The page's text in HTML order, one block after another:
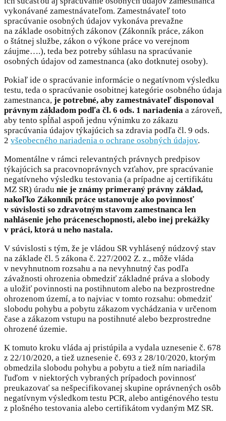
vykonávané zamestnávateľom. Zamestnávateľ toto
spracúvanie osobných údajov vykonáva prevažne
na základe osobitných zákonov (Zákonník práce, zákon
o štátnej službe, zákon o výkone práce vo verejnom
záujme….), teda bez potreby súhlasu na spracúvanie
osobných údajov od zamestnanca (ako dotknutej osoby).
Pokiaľ ide o spracúvanie informácie o negatívnom výsledku
testu, teda o spracúvanie osobitnej kategórie osobného údaja
zamestnanca, je potrebné, aby zamestnávateľ disponoval
právnym základom podľa čl. 6 ods. 1 nariadenia a zároveň,
aby tento spĺňal aspoň jednu výnimku zo zákazu
spracúvania údajov týkajúcich sa zdravia podľa čl. 9 ods.
2 všeobecného nariadenia o ochrane osobných údajov.
Momentálne v rámci relevantných právnych predpisov
týkajúcich sa pracovnoprávnych vzťahov, pre spracúvanie
negatívneho výsledku testovania (a prípadne aj certifikátu
MZ SR) úradu nie je známy primeraný právny základ,
nakoľko Zákonník práce ustanovuje ako povinnosť
v súvislosti so zdravotným stavom zamestnanca len
nahlásenie jeho práceneschopnosti, alebo inej prekážky
v práci, ktorá u neho nastala.
V súvislosti s tým, že je vládou SR vyhlásený núdzový stav
na základe čl. 5 zákona č. 227/2002 Z. z., môže vláda
v nevyhnutnom rozsahu a na nevyhnutný čas podľa
závažnosti ohrozenia obmedziť základné práva a slobody
a uložiť povinnosti na postihnutom alebo na bezprostredne
ohrozenom území, a to najviac v tomto rozsahu: obmedziť
slobodu pohybu a pobytu zákazom vychádzania v určenom
čase a zákazom vstupu na postihnuté alebo bezprostredne
ohrozené územie.
K tomuto kroku vláda aj pristúpila a vydala uznesenie č. 678
z 22/10/2020, a tiež uznesenie č. 693 z 28/10/2020, ktorým
obmedzila slobodu pohybu a pobytu a tiež ním nariadila
ľuďom v niektorých vybraných prípadoch povinnosť
preukazovať sa nešpecifikovanej skupine oprávnených osôb
negatívnym výsledkom testu PCR, alebo antigénového testu
z plošného testovania alebo certifikátom vydaným MZ SR.